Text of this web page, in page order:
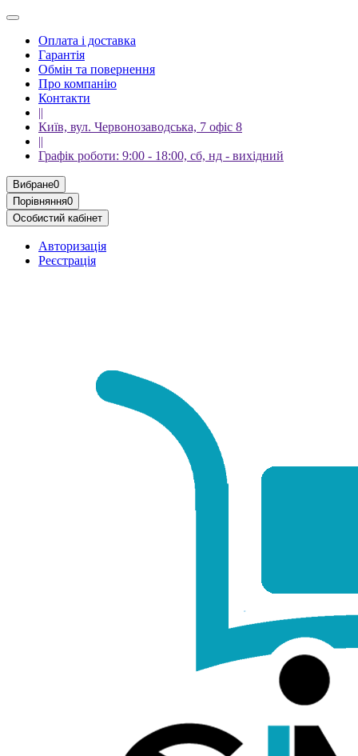
Оплата і доставка
Гарантія
Обмін та повернення
Про компанію
Контакти
||
Київ, вул. Червонозаводська, 7 офіс 8
||
Графік роботи: 9:00 - 18:00, сб, нд - вихідний
Вибране0
Порівняння0
Особистий кабінет
Авторизація
Реєстрація